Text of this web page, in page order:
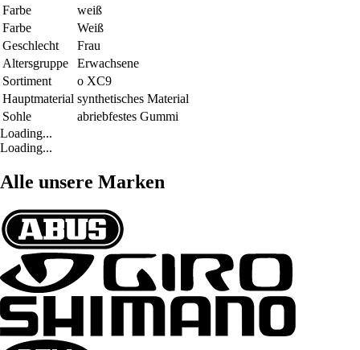
Farbe
weiß
Farbe
Weiß
Geschlecht
Frau
Altersgruppe
Erwachsene
Sortiment
o XC9
Hauptmaterial synthetisches Material
Sohle
abriebfestes Gummi
Loading...
Loading...
Alle unsere Marken